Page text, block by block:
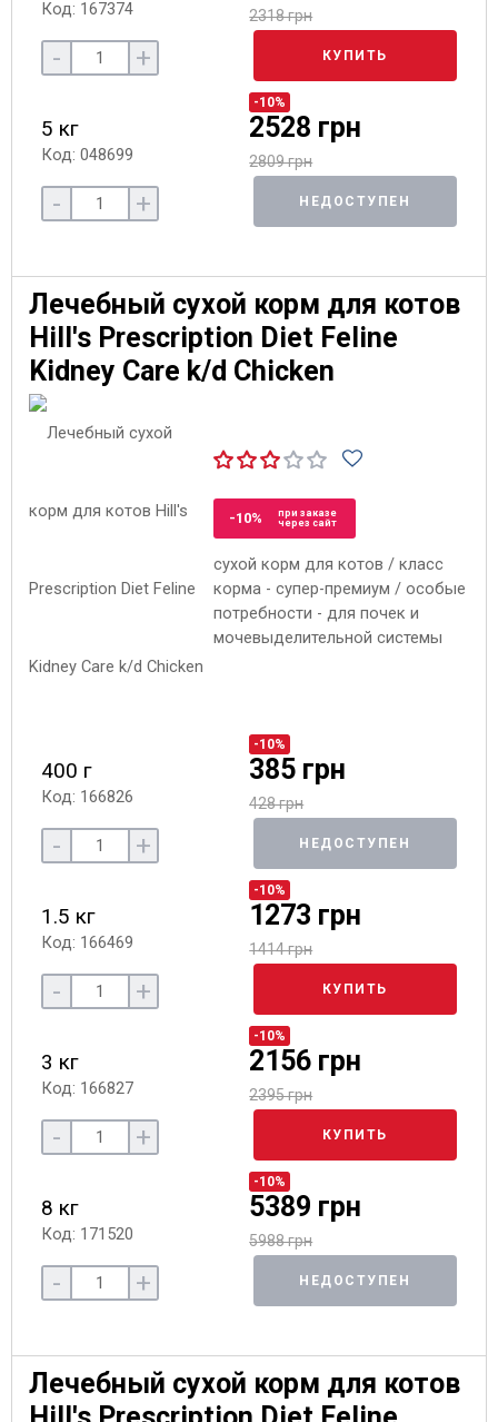
Код: 167374 2318 грн
- + КУПИТЬ
5 кг
Код: 048699
-10%
2528 грн
2809 грн
- + НЕДОСТУПЕН
Лечебный сухой корм для котов
Hill's Prescription Diet Feline
Kidney Care k/d Chicken
-10%
при заказе
через сайт
сухой корм для котов / класс
корма - супер-премиум / особые
потребности - для почек и
мочевыделительной системы
400 г
Код: 166826
-10%
385 грн
428 грн
- + НЕДОСТУПЕН
1.5 кг
Код: 166469
-10%
1273 грн
1414 грн
- + КУПИТЬ
3 кг
Код: 166827
-10%
2156 грн
2395 грн
- + КУПИТЬ
8 кг
Код: 171520
-10%
5389 грн
5988 грн
- + НЕДОСТУПЕН
Лечебный сухой корм для котов